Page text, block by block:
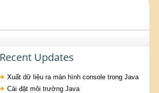
Recent Updates
Xuất dữ liệu ra màn hình console trong Java
Cài đặt môi trường Java